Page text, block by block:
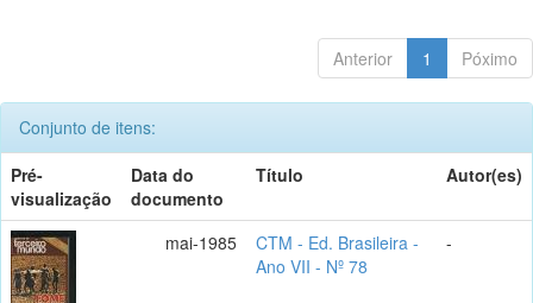
Anterior 1 Póximo
Conjunto de itens:
Pré-
visualização
Data do
documento
Título Autor(es)
mai-1985
CTM - Ed. Brasileira -
Ano VII - Nº 78
-